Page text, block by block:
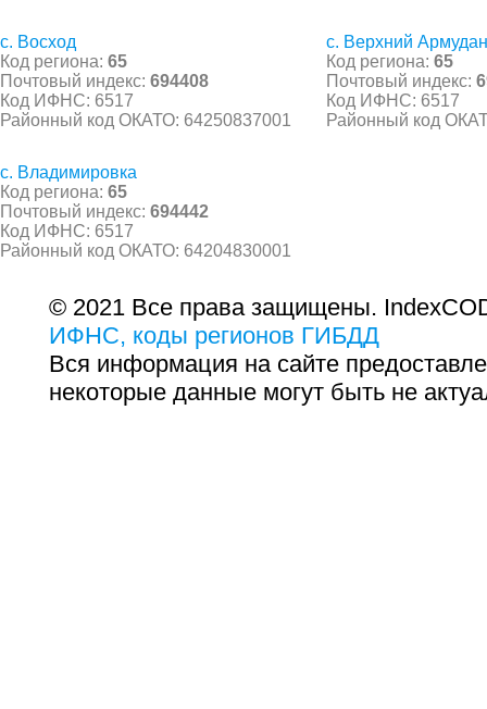
с. Восход
Код региона: 65
Почтовый индекс: 694408
Код ИФНС: 6517
Районный код ОКАТО: 64250837001
с. Верхний Армудан
Код региона: 65
Почтовый индекс:
Код ИФНС: 6517
Районный код
с. Владимировка
Код региона: 65
Почтовый индекс: 694442
Код ИФНС: 6517
Районный код ОКАТО: 64204830001
© 2021 Все права защищены.
ИФНС, коды регионов ГИБДД
Вся информация на сайте
некоторые данные могут быть не